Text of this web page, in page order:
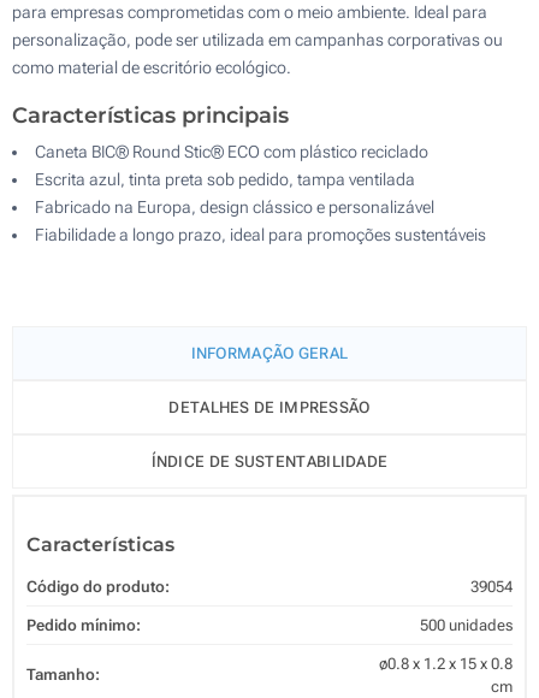
para empresas comprometidas com o meio ambiente. Ideal para
personalização, pode ser utilizada em campanhas corporativas ou
como material de escritório ecológico.
Características principais
Caneta BIC® Round Stic® ECO com plástico reciclado
Escrita azul, tinta preta sob pedido, tampa ventilada
Fabricado na Europa, design clássico e personalizável
Fiabilidade a longo prazo, ideal para promoções sustentáveis
INFORMAÇÃO GERAL
DETALHES DE IMPRESSÃO
ÍNDICE DE SUSTENTABILIDADE
Características
Código do produto: 39054
Pedido mínimo: 500 unidades
Tamanho:
ø0.8 x 1.2 x 15 x 0.8
cm